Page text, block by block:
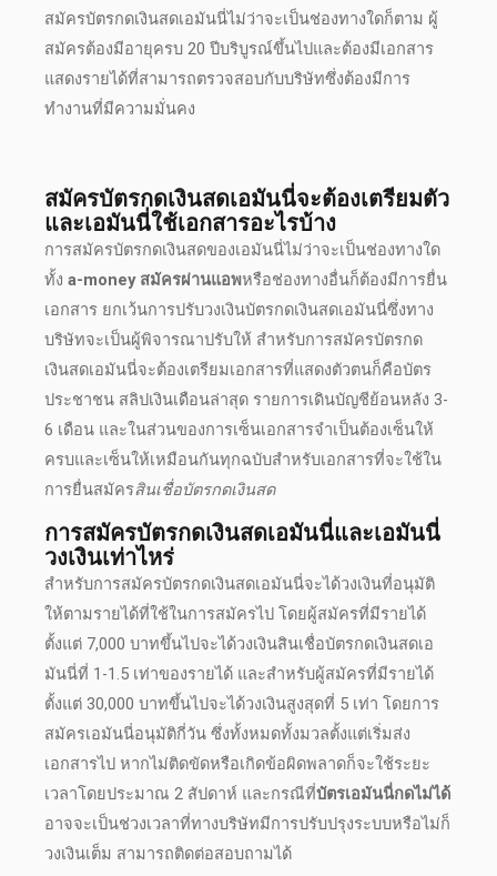
สมัครบัตรกดเงินสดเอมันนี่ไม่ว่าจะเป็นช่องทางใดก็ตาม ผู้
สมัครต้องมีอายุครบ 20 ปีบริบูรณ์ขึ้นไปและต้องมีเอกสาร
แสดงรายได้ที่สามารถตรวจสอบกับบริษัทซึ่งต้องมีการ
ทำงานที่มีความมั่นคง
สมัครบัตรกดเงินสดเอมันนี่จะต้องเตรียมตัว
และเอมันนี่ใช้เอกสารอะไรบ้าง
การสมัครบัตรกดเงินสดของเอมันนี่ไม่ว่าจะเป็นช่องทางใด
ทั้ง a-money สมัครผ่านแอพหรือช่องทางอื่นก็ต้องมีการยื่น
เอกสาร ยกเว้นการปรับวงเงินบัตรกดเงินสดเอมันนี่ซึ่งทาง
บริษัทจะเป็นผู้พิจารณาปรับให้ สำหรับการสมัครบัตรกด
เงินสดเอมันนี่จะต้องเตรียมเอกสารที่แสดงตัวตนก็คือบัตร
ประชาชน สลิปเงินเดือนล่าสุด รายการเดินบัญชีย้อนหลัง 3-
6 เดือน และในส่วนของการเซ็นเอกสารจำเป็นต้องเซ็นให้
ครบและเซ็นให้เหมือนกันทุกฉบับสำหรับเอกสารที่จะใช้ใน
การยื่นสมัครสินเชื่อบัตรกดเงินสด
การสมัครบัตรกดเงินสดเอมันนี่และเอมันนี่
วงเงินเท่าไหร่
สำหรับการสมัครบัตรกดเงินสดเอมันนี่จะได้วงเงินที่อนุมัติ
ให้ตามรายได้ที่ใช้ในการสมัครไป โดยผู้สมัครที่มีรายได้
ตั้งแต่ 7,000 บาทขึ้นไปจะได้วงเงินสินเชื่อบัตรกดเงินสดเอ
มันนี่ที่ 1-1.5 เท่าของรายได้ และสำหรับผู้สมัครที่มีรายได้
ตั้งแต่ 30,000 บาทขึ้นไปจะได้วงเงินสูงสุดที่ 5 เท่า โดยการ
สมัครเอมันนี่อนุมัติกี่วัน ซึ่งทั้งหมดทั้งมวลตั้งแต่เริ่มส่ง
เอกสารไป หากไม่ติดขัดหรือเกิดข้อผิดพลาดก็จะใช้ระยะ
เวลาโดยประมาณ 2 สัปดาห์ และกรณีที่บัตรเอมันนี่กดไม่ได้
อาจจะเป็นช่วงเวลาที่ทางบริษัทมีการปรับปรุงระบบหรือไม่ก็
วงเงินเต็ม สามารถติดต่อสอบถามได้